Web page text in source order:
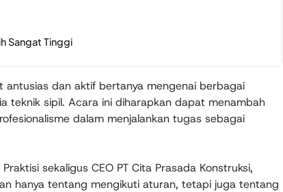
Sangat Tinggi
antusias dan aktif bertanya mengenai berbagai
teknik sipil. Acara ini diharapkan dapat menambah
dalam menjalankan tugas sebagai
sekaligus CEO PT Cita Prasada Konstruksi,
hanya tentang mengikuti aturan, tetapi juga tentang